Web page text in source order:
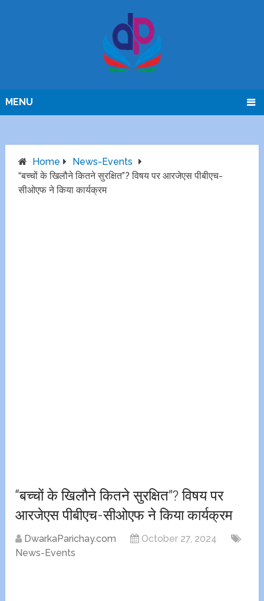
MENU
Home
News-Events
“बच्चों के खिलौने कितने सुरक्षित”? विषय पर आरजेएस पीबीएच-
सीओएफ ने किया कार्यक्रम
“बच्चों के खिलौने कितने सुरक्षित”? विषय पर
आरजेएस पीबीएच-सीओएफ ने किया कार्यक्रम
DwarkaParichay.com
October 27, 2024
News-Events